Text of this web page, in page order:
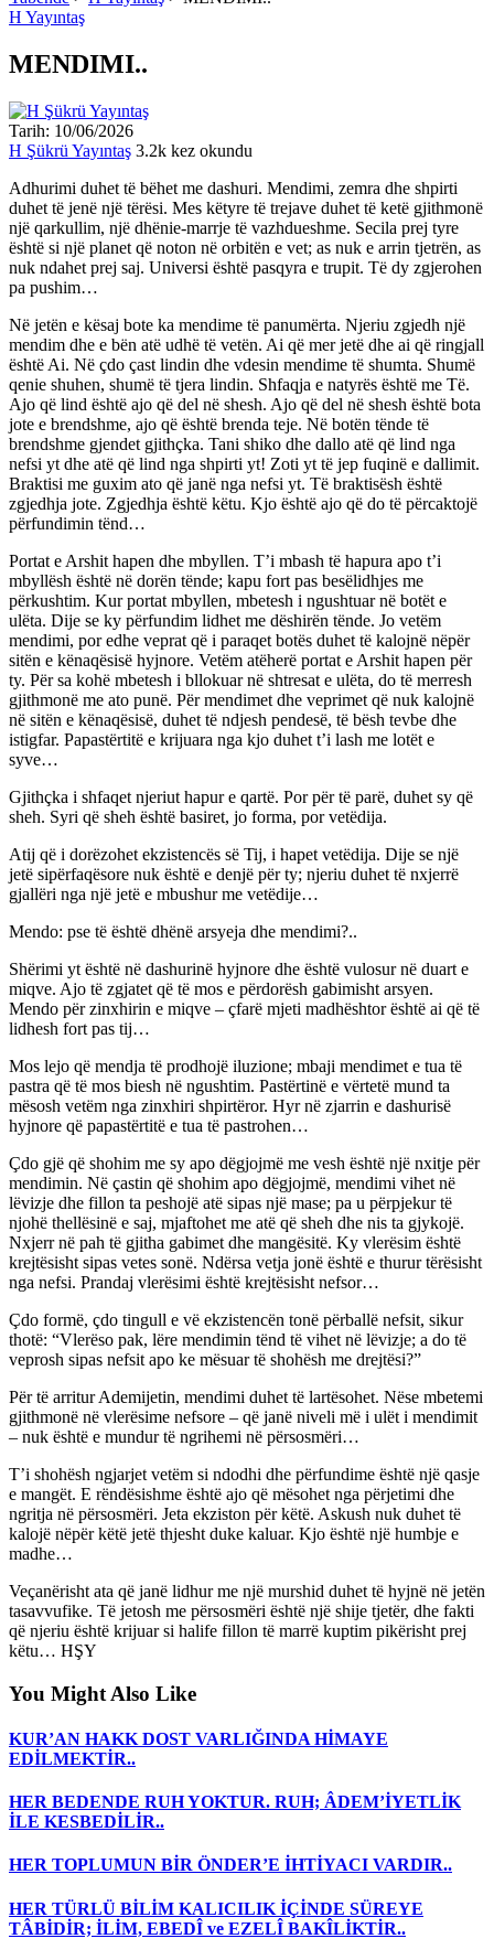
H Yayıntaş
MENDIMI..
Tarih: 10/06/2026
H Şükrü Yayıntaş 3.2k kez okundu
Adhurimi duhet të bëhet me dashuri. Mendimi, zemra dhe shpirti
duhet të jenë një tërësi. Mes këtyre të trejave duhet të ketë gjithmonë
një qarkullim, një dhënie-marrje të vazhdueshme. Secila prej tyre
është si një planet që noton në orbitën e vet; as nuk e arrin tjetrën, as
nuk ndahet prej saj. Universi është pasqyra e trupit. Të dy zgjerohen
pa pushim…
Në jetën e kësaj bote ka mendime të panumërta. Njeriu zgjedh një
mendim dhe e bën atë udhë të vetën. Ai që mer jetë dhe ai që ringjall
është Ai. Në çdo çast lindin dhe vdesin mendime të shumta. Shumë
qenie shuhen, shumë të tjera lindin. Shfaqja e natyrës është me Të.
Ajo që lind është ajo që del në shesh. Ajo që del në shesh është bota
jote e brendshme, ajo që është brenda teje. Në botën tënde të
brendshme gjendet gjithçka. Tani shiko dhe dallo atë që lind nga
nefsi yt dhe atë që lind nga shpirti yt! Zoti yt të jep fuqinë e dallimit.
Braktisi me guxim ato që janë nga nefsi yt. Të braktisësh është
zgjedhja jote. Zgjedhja është këtu. Kjo është ajo që do të përcaktojë
përfundimin tënd…
Portat e Arshit hapen dhe mbyllen. T’i mbash të hapura apo t’i
mbyllësh është në dorën tënde; kapu fort pas besëlidhjes me
përkushtim. Kur portat mbyllen, mbetesh i ngushtuar në botët e
ulëta. Dije se ky përfundim lidhet me dëshirën tënde. Jo vetëm
mendimi, por edhe veprat që i paraqet botës duhet të kalojnë nëpër
sitën e kënaqësisë hyjnore. Vetëm atëherë portat e Arshit hapen për
ty. Për sa kohë mbetesh i bllokuar në shtresat e ulëta, do të merresh
gjithmonë me ato punë. Për mendimet dhe veprimet që nuk kalojnë
në sitën e kënaqësisë, duhet të ndjesh pendesë, të bësh tevbe dhe
istigfar. Papastërtitë e krijuara nga kjo duhet t’i lash me lotët e
syve…
Gjithçka i shfaqet njeriut hapur e qartë. Por për të parë, duhet sy që
sheh. Syri që sheh është basiret, jo forma, por vetëdija.
Atij që i dorëzohet ekzistencës së Tij, i hapet vetëdija. Dije se një
jetë sipërfaqësore nuk është e denjë për ty; njeriu duhet të nxjerrë
gjallëri nga një jetë e mbushur me vetëdije…
Mendo: pse të është dhënë arsyeja dhe mendimi?..
Shërimi yt është në dashurinë hyjnore dhe është vulosur në duart e
miqve. Ajo të zgjatet që të mos e përdorësh gabimisht arsyen.
Mendo për zinxhirin e miqve – çfarë mjeti madhështor është ai që të
lidhesh fort pas tij…
Mos lejo që mendja të prodhojë iluzione; mbaji mendimet e tua të
pastra që të mos biesh në ngushtim. Pastërtinë e vërtetë mund ta
mësosh vetëm nga zinxhiri shpirtëror. Hyr në zjarrin e dashurisë
hyjnore që papastërtitë e tua të pastrohen…
Çdo gjë që shohim me sy apo dëgjojmë me vesh është një nxitje për
mendimin. Në çastin që shohim apo dëgjojmë, mendimi vihet në
lëvizje dhe fillon ta peshojë atë sipas një mase; pa u përpjekur të
njohë thellësinë e saj, mjaftohet me atë që sheh dhe nis ta gjykojë.
Nxjerr në pah të gjitha gabimet dhe mangësitë. Ky vlerësim është
krejtësisht sipas vetes sonë. Ndërsa vetja jonë është e thurur tërësisht
nga nefsi. Prandaj vlerësimi është krejtësisht nefsor…
Çdo formë, çdo tingull e vë ekzistencën tonë përballë nefsit, sikur
thotë: “Vlerëso pak, lëre mendimin tënd të vihet në lëvizje; a do të
veprosh sipas nefsit apo ke mësuar të shohësh me drejtësi?”
Për të arritur Ademijetin, mendimi duhet të lartësohet. Nëse mbetemi
gjithmonë në vlerësime nefsore – që janë niveli më i ulët i mendimit
– nuk është e mundur të ngrihemi në përsosmëri…
T’i shohësh ngjarjet vetëm si ndodhi dhe përfundime është një qasje
e mangët. E rëndësishme është ajo që mësohet nga përjetimi dhe
ngritja në përsosmëri. Jeta ekziston për këtë. Askush nuk duhet të
kalojë nëpër këtë jetë thjesht duke kaluar. Kjo është një humbje e
madhe…
Veçanërisht ata që janë lidhur me një murshid duhet të hyjnë në jetën
tasavvufike. Të jetosh me përsosmëri është një shije tjetër, dhe fakti
që njeriu është krijuar si halife fillon të marrë kuptim pikërisht prej
këtu… HŞY
You Might Also Like
KUR’AN HAKK DOST VARLIĞINDA HİMAYE
EDİLMEKTİR..
HER BEDENDE RUH YOKTUR. RUH; ÂDEM’İYETLİK
İLE KESBEDİLİR..
HER TOPLUMUN BİR ÖNDER’E İHTİYACI VARDIR..
HER TÜRLÜ BİLİM KALICILIK İÇİNDE SÜREYE
TÂBİDİR; İLİM, EBEDÎ ve EZELÎ BAKÎLİKTİR..